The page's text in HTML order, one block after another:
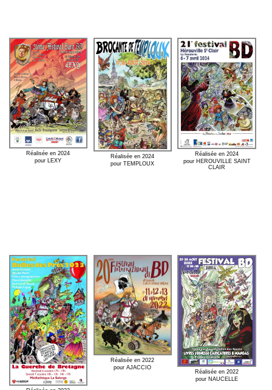
Réalisée en 2024
pour LEXY
Réalisée en 2024
pour TEMPLOUX
Réalisée en 2024
pour HEROUVILLE SAINT
CLAIR
Réalisée en 2022
pour AJACCIO
Réalisée en 2022
pour NAUCELLE